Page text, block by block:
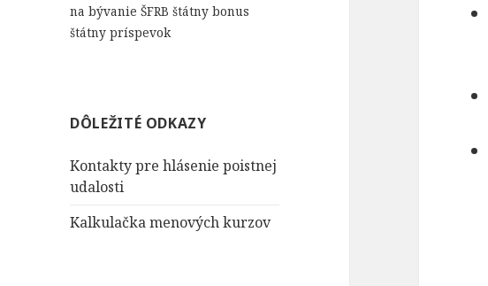
na bývanie ŠFRB štátny bonus
štátny príspevok
DÔLEŽITÉ ODKAZY
Kontakty pre hlásenie poistnej
udalosti
Kalkulačka menových kurzov